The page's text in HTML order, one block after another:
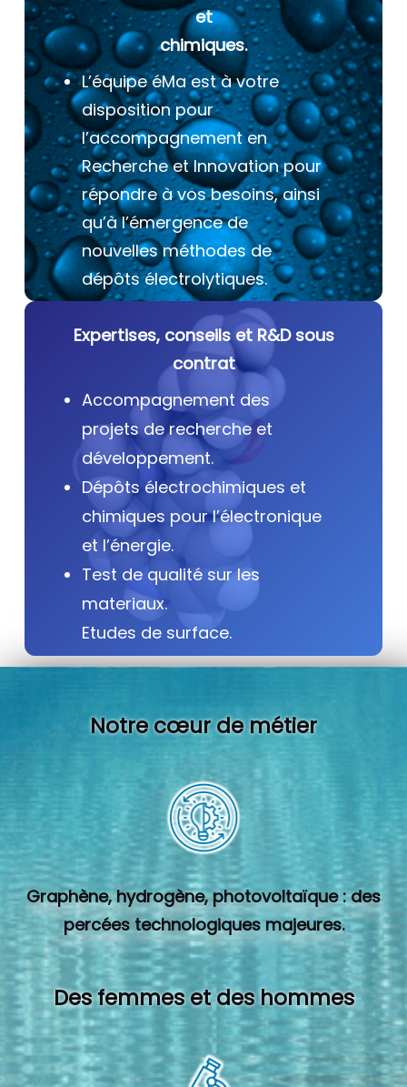
et
chimiques.
L’équipe éMa est à votre
disposition pour
l’accompagnement en
Recherche et Innovation pour
répondre à vos besoins, ainsi
qu’à l’émergence de
nouvelles méthodes de
dépôts électrolytiques.
Expertises, conseils et R&D sous
contrat
Accompagnement des
projets de recherche et
développement.
Dépôts électrochimiques et
chimiques pour l’électronique
et l’énergie.
Test de qualité sur les
materiaux.
Etudes de surface.
Notre cœur de métier
Graphène, hydrogène, photovoltaïque : des
percées technologiques majeures.
Des femmes et des hommes